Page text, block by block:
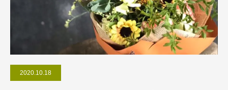
2020.10.18